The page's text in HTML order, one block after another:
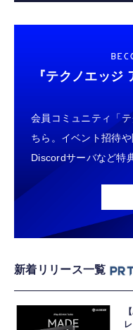
『テクノエッジ
会員コミュニティ「
ちら。イベント招待
Discordサーバなど特
新着リリース一覧